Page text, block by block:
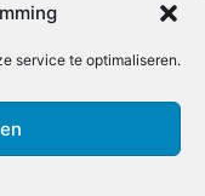
service te optimaliseren.
content